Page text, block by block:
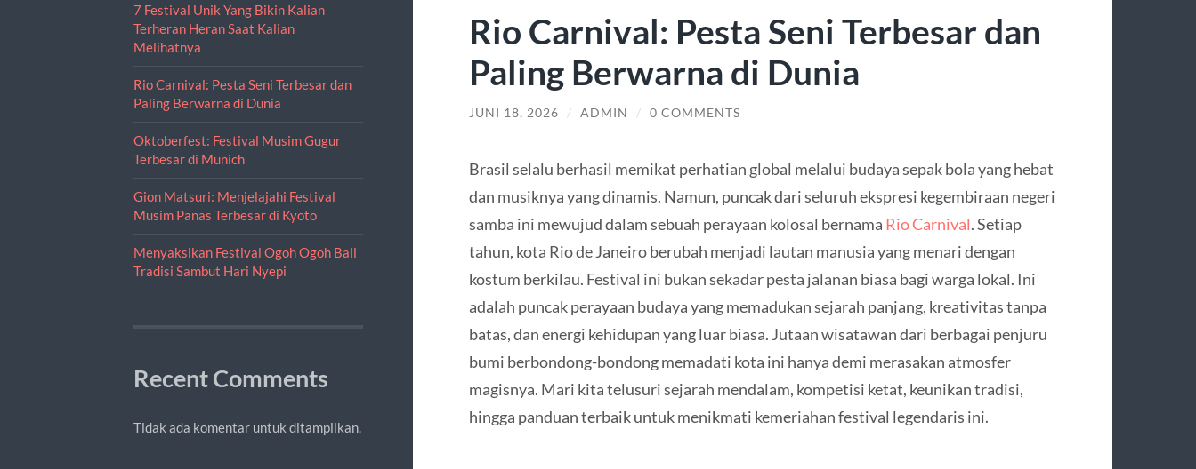
7 Festival Unik Yang Bikin Kalian
Terheran Heran Saat Kalian
Melihatnya
Rio Carnival: Pesta Seni Terbesar dan
Paling Berwarna di Dunia
Oktoberfest: Festival Musim Gugur
Terbesar di Munich
Gion Matsuri: Menjelajahi Festival
Musim Panas Terbesar di Kyoto
Menyaksikan Festival Ogoh Ogoh Bali
Tradisi Sambut Hari Nyepi
Recent Comments
Tidak ada komentar untuk ditampilkan.
Rio Carnival: Pesta Seni Terbesar dan
Paling Berwarna di Dunia
JUNI 18, 2026 / ADMIN / 0 COMMENTS
Brasil selalu berhasil memikat perhatian global melalui budaya sepak bola yang hebat
dan musiknya yang dinamis. Namun, puncak dari seluruh ekspresi kegembiraan negeri
samba ini mewujud dalam sebuah perayaan kolosal bernama Rio Carnival. Setiap
tahun, kota Rio de Janeiro berubah menjadi lautan manusia yang menari dengan
kostum berkilau. Festival ini bukan sekadar pesta jalanan biasa bagi warga lokal. Ini
adalah puncak perayaan budaya yang memadukan sejarah panjang, kreativitas tanpa
batas, dan energi kehidupan yang luar biasa. Jutaan wisatawan dari berbagai penjuru
bumi berbondong-bondong memadati kota ini hanya demi merasakan atmosfer
magisnya. Mari kita telusuri sejarah mendalam, kompetisi ketat, keunikan tradisi,
hingga panduan terbaik untuk menikmati kemeriahan festival legendaris ini.